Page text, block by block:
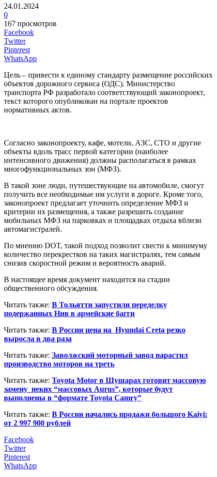
24.01.2024
0
167 просмотров
Facebook
Twitter
Pinterest
WhatsApp
Цель – привести к единому стандарту размещение российских
объектов дорожного сервиса (ОДС). Министерство
транспорта РФ разработало соответствующий законопроект,
текст которого опубликован на портале проектов
нормативных актов.
Согласно законопроекту, кафе, мотели, АЗС, СТО и другие
объекты вдоль трасс первой категории (наиболее
интенсивного движения) должны располагаться в рамках
многофункциональных зон (МФЗ).
В такой зоне люди, путешествующие на автомобиле, смогут
получить все необходимые им услуги в дороге. Кроме того,
законопроект предлагает уточнить определение МФЗ и
критерии их размещения, а также разрешить создание
мобильных МФЗ на парковках и площадках отдыха вблизи
автомагистралей.
По мнению DOT, такой подход позволит свести к минимуму
количество перекрестков на таких магистралях, тем самым
снизив скоростной режим и вероятность аварий.
В настоящее время документ находится на стадии
общественного обсуждения.
Читать также: В Тольятти запустили переделку
подержанных Нив в армейские багги
Читать также: В России цена на Hyundai Creta резко
выросла в два раза
Читать также: Заволжский моторный завод нарастил
производство моторов на треть
Читать также: Toyota Motor в Шушарах готовит массовую
замену неких “массовых Aurus”, которые будут
выполнены в “формате Toyota Camry”
Читать также: В России начались продажи большого Kaiyi:
от 2 997 900 рублей
Facebook
Twitter
Pinterest
WhatsApp